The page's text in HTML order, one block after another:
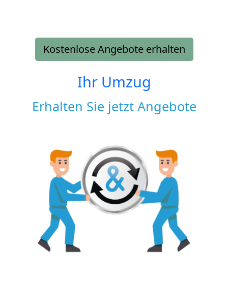
Kostenlose Angebote erhalten
Ihr Umzug
Erhalten Sie jetzt Angebote